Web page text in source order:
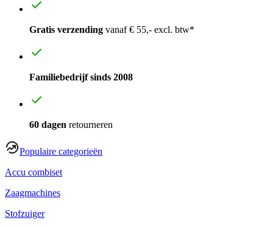
Gratis verzending vanaf € 55,- excl. btw*
Familiebedrijf sinds 2008
60 dagen retourneren
Populaire categorieën
Accu combiset
Zaagmachines
Stofzuiger